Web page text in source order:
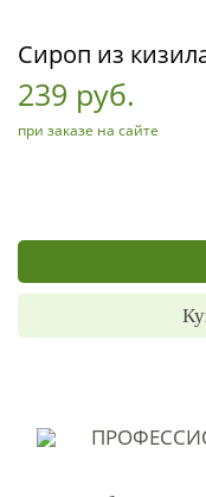
Сироп из
239 руб.
при заказе на сайте